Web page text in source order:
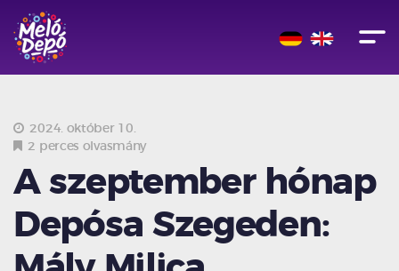
2024. október 10.
2 perces olvasmány
A szeptember hónap
Depósa Szegeden: